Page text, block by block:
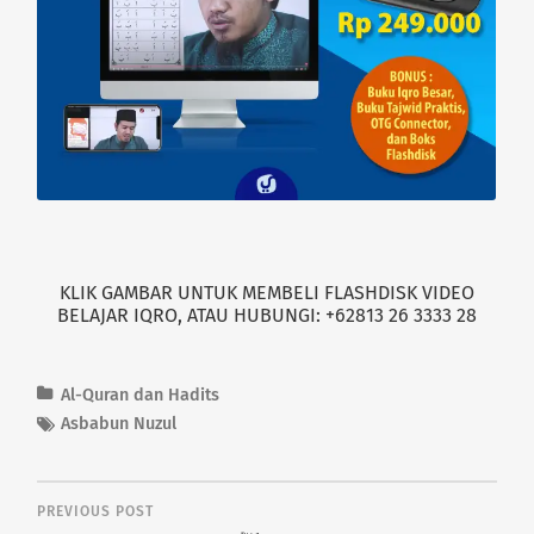
KLIK GAMBAR UNTUK MEMBELI FLASHDISK VIDEO
BELAJAR IQRO, ATAU HUBUNGI: +62813 26 3333 28
Al-Quran dan Hadits
Asbabun Nuzul
PREVIOUS POST